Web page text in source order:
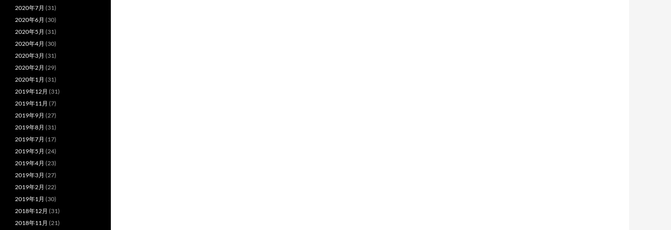
2020年7月 (31)
2020年6月 (30)
2020年5月 (31)
2020年4月 (30)
2020年3月 (31)
2020年2月 (29)
2020年1月 (31)
2019年12月 (31)
2019年11月 (7)
2019年9月 (27)
2019年8月 (31)
2019年7月 (17)
2019年5月 (24)
2019年4月 (23)
2019年3月 (27)
2019年2月 (22)
2019年1月 (30)
2018年12月 (31)
2018年11月 (21)